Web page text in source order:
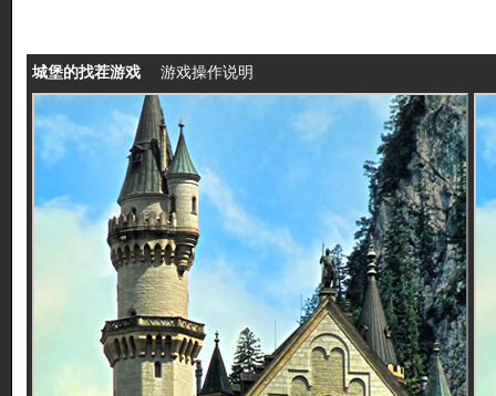
城堡的找茬游戏 游戏操作说明